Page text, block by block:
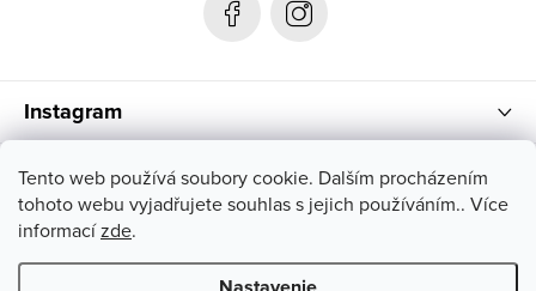
Tento web používá soubory cookie. Dalším procházením
tohoto webu vyjadřujete souhlas s jejich používáním.. Více
informacízde.
Instagram
Informácie pre vás